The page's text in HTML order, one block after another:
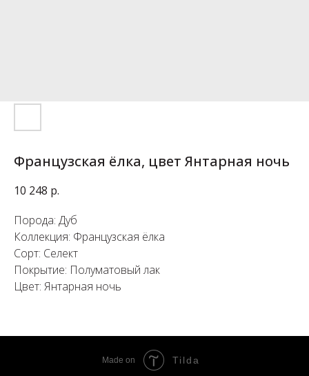
Французская ёлка, цвет Янтарная ночь
10 248 р.
Порода: Дуб
Коллекция: Французская ёлка
Сорт: Селект
Покрытие: Полуматовый лак
Цвет: Янтарная ночь
Made on Tilda